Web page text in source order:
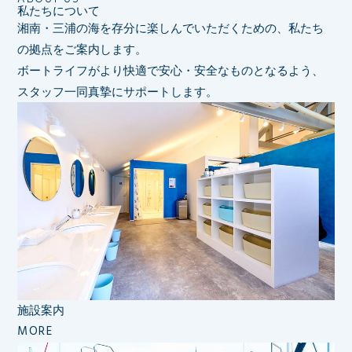
私たちについて
湘南・三浦の海を存分に楽しんでいただくための、私たち
の拠点をご案内します。
ボートライフがより快適で安心・安全なものとなるよう、
スタッフ一同真摯にサポートします。
施設案内
MORE